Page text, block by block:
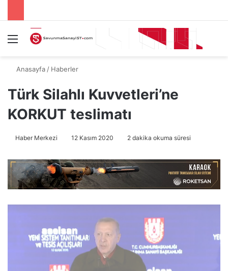
Menü
Anasayfa / Haberler
Türk Silahlı Kuvvetleri’ne
KORKUT teslimatı
Haber Merkezi 12 Kasım 2020 2 dakika okuma süresi